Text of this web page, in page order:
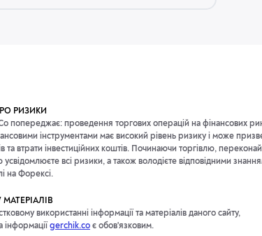
РИЗИКИ
попереджає: проведення торгових операцій на фінансових
інструментами має високий рівень ризику і може
та втрати інвестиційних коштів. Починаючи торгівлю,
всі ризики, а також володієте відповідними
на Форексі.
використанні інформації та матеріалів даного сайту,
gerchik.co є обов'язковим.